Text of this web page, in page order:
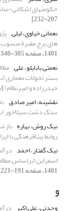
حکومتهای اشکانی-
207-232]
نعمانی خیاوی، لیلی
های برج مقبرۀ
1401، صفحه 305-340]
نعمتی بابایلو، علی
بستر تحولات معماری
حیدرزاده و امیرنظام)
نقشینه، امیر صادق
سنگ دشت سیلاخور
نیک روش، بهاره
روابط بینافرهنگی با
نیک گفتار، احمد
اسفراین (براساس
1401، صفحه 191-221]
و
وحدتی، علی اکبر